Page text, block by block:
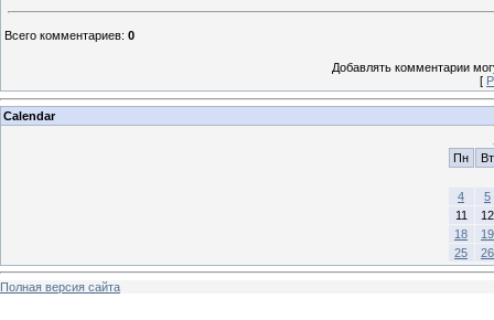
Всего комментариев: 0
Добавлять комментарии
[
Calendar
Пн
Вт
4
5
11
12
18
19
25
26
Полная версия сайта